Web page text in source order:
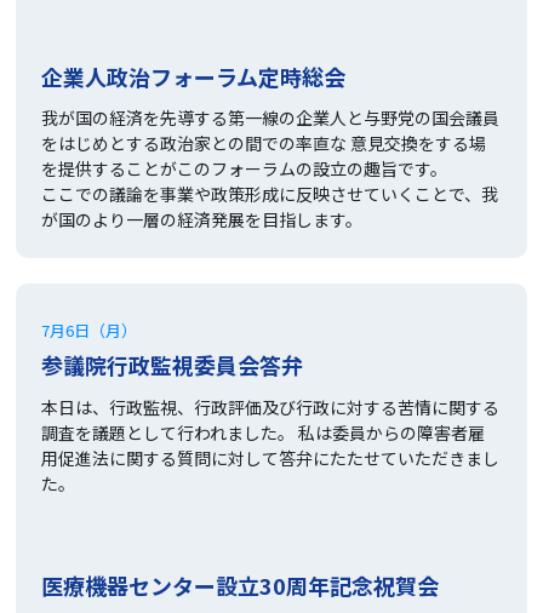
企業人政治フォーラム定時総会
我が国の経済を先導する第一線の企業人と与野党の国会議員
をはじめとする政治家との間での率直な 意見交換をする場
を提供することがこのフォーラムの設立の趣旨です。
ここでの議論を事業や政策形成に反映させていくことで、我
が国のより一層の経済発展を目指します。
7月6日（月）
参議院行政監視委員会答弁
本日は、行政監視、行政評価及び行政に対する苦情に関する
調査を議題として行われました。 私は委員からの障害者雇
用促進法に関する質問に対して答弁にたたせていただきまし
た。
医療機器センター設立30周年記念祝賀会